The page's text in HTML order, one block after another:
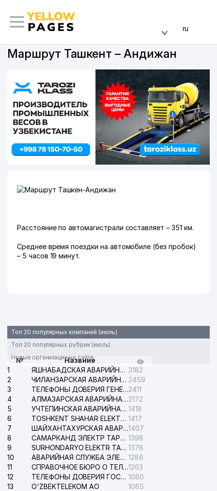
ru
Маршрут Ташкент – Андижан
Расстояние по автомагистрали составляет – 351 км.
Среднее время поездки на автомобиле (без пробок)
– 5 часов 19 минут.
Топ 20 популярных компаний (июль)
Топ 20 популярных рубрик (июль)
Новые организации на сайте
№
Назвние
1
ЯШНАБАДСКАЯ АВАРИЙНАЯ СЛУЖБА ЭЛЕКТРОСЕТИ 3182
2
ЧИЛАНЗАРСКАЯ АВАРИЙНАЯ СЛУЖБА ЭЛЕКТРОСЕТИ 2459
3
ТЕЛЕФОНЫ ДОВЕРИЯ ГЕНЕРАЛЬНОЙ ПРОКУРАТУРЫ РЕСПУБЛИКИ УЗБЕКИСТАН2411
4
АЛМАЗАРСКАЯ АВАРИЙНАЯ СЛУЖБА ЭЛЕКТРОСЕТИ2172
5
УЧТЕПИНСКАЯ АВАРИЙНАЯ СЛУЖБА ЭЛЕКТРОСЕТИ 1418
6
TOSHKENT SHAHAR ELEKTR TARMOQLARI KORXONASI АО 1417
7
ШАЙХАНТАХУРСКАЯ АВАРИЙНАЯ СЛУЖБА ЭЛЕКТРОСЕТИ1407
8
САМАРКАНД ЭЛЕКТР ТАРМОКЛАРИ АО 1398
9
SURHONDARYO ELEKTR TARMOKLARI АО 1378
10
АВАРИЙНАЯ СЛУЖБА ЭЛЕКТРОСЕТИ ТАШКЕНТСКОГО РАЙОНА 1286
11
СПРАВОЧНОЕ БЮРО О ТЕЛЕФОНАХ ОРГАНИЗАЦИЙ г. ТАШКЕНТА1263
12
ТЕЛЕФОНЫ ДОВЕРИЯ ГОСУДАРСТВЕННОГО ЦЕНТРА ТЕСТИРОВАНИЯ 1080
13
O'ZBEKTELEKOM АО
1065